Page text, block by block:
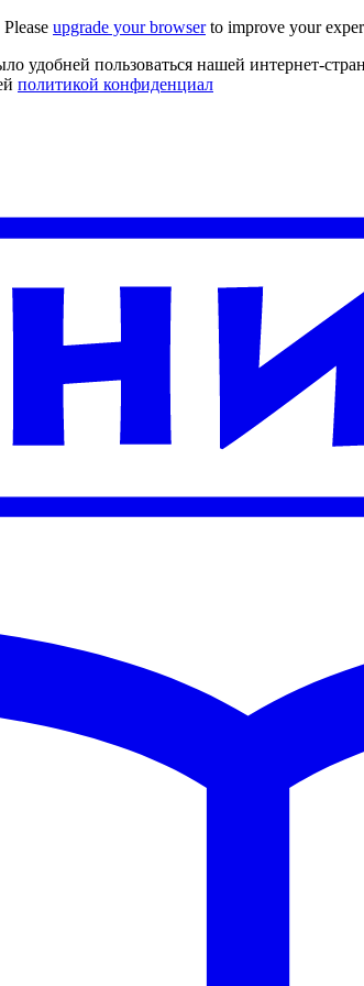
upgrade your browserto improve your
удобней пользоваться нашей интернет-
политикой конфиденциал